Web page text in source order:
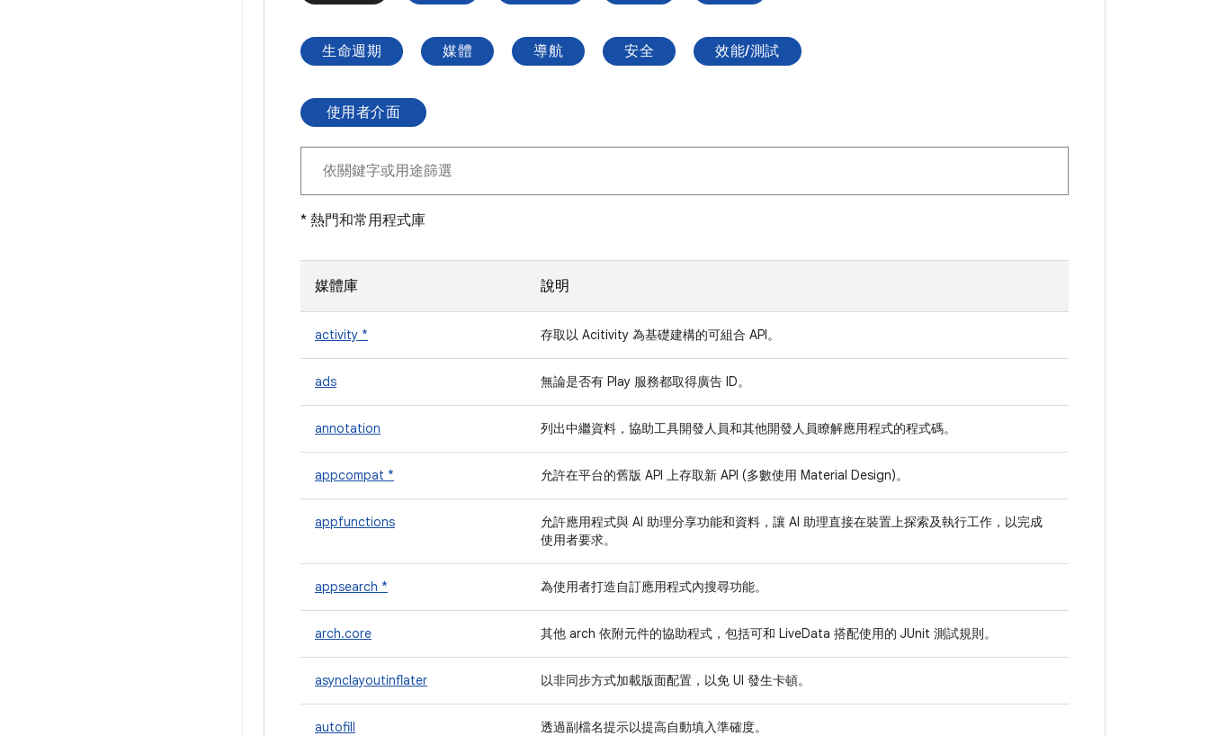
生命週期 媒體 導航 安全 效能/測試
使用者介面
* 熱門和常用程式庫
媒體庫 說明
activity * 存取以 Acitivity 為基礎建構的可組合 API。
ads 無論是否有 Play 服務都取得廣告 ID。
annotation 列出中繼資料，協助工具開發人員和其他開發人員瞭解應用程式的程式碼。
appcompat * 允許在平台的舊版 API 上存取新 API (多數使用 Material Design)。
appfunctions
允許應用程式與 AI 助理分享功能和資料，讓 AI 助理直接在裝置上探索及執行工作，以完成
使用者要求。
appsearch * 為使用者打造自訂應用程式內搜尋功能。
arch.core 其他 arch 依附元件的協助程式，包括可和 LiveData 搭配使用的 JUnit 測試規則。
asynclayoutinflater 以非同步方式加載版面配置，以免 UI 發生卡頓。
autofill 透過副檔名提示以提高自動填入準確度。